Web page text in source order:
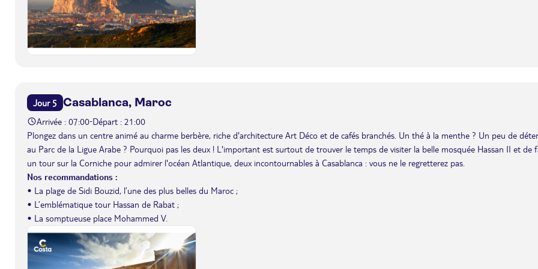
Jour 5 Casablanca, Maroc
Arrivée : 07:00-Départ : 21:00
Plongez dans un centre animé au charme berbère, riche d'architecture Art Déco et de cafés branchés. Un thé à la menthe ? Un peu de
au Parc de la Ligue Arabe ? Pourquoi pas les deux ! L'important est surtout de trouver le temps de visiter la belle mosquée Hassan II et de
un tour sur la Corniche pour admirer l'océan Atlantique, deux incontournables à Casablanca : vous ne le regretterez pas.
Nos recommandations :
• La plage de Sidi Bouzid, l’une des plus belles du Maroc ;
• L’emblématique tour Hassan de Rabat ;
• La somptueuse place Mohammed V.